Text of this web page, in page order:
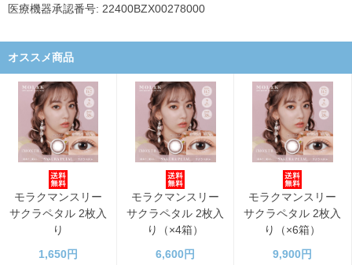
医療機器承認番号: 22400BZX00278000
オススメ商品
モラクマンスリー
サクラペタル 2枚入
り
1,650円
モラクマンスリー
サクラペタル 2枚入
り（×4箱）
6,600円
モラクマンスリー
サクラペタル 2枚入
り（×6箱）
9,900円